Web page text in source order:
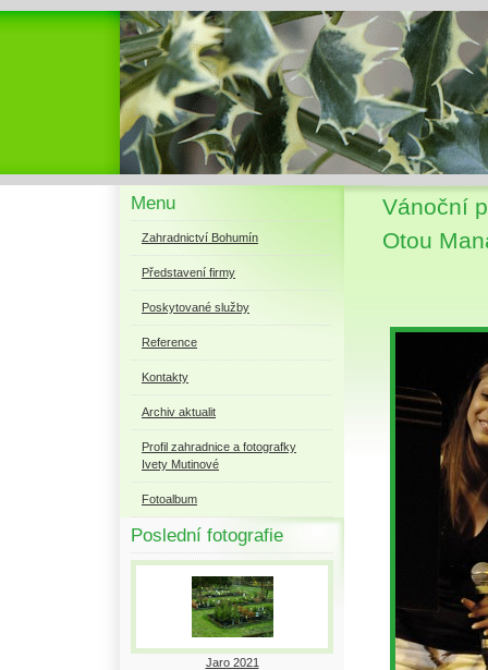
Menu
Zahradnictví Bohumín
Představení firmy
Poskytované služby
Reference
Kontakty
Archiv aktualit
Profil zahradnice a fotografky
Ivety Mutinové
Fotoalbum
Poslední fotografie
Jaro 2021
Vánoční
Otou